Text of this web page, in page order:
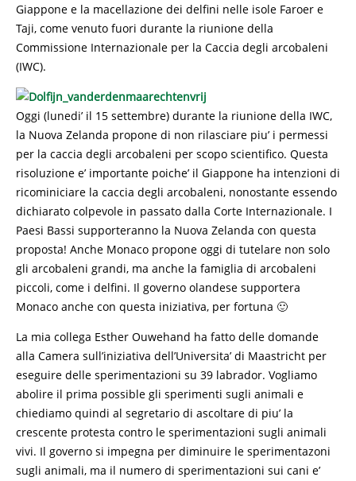
Giappone e la macellazione dei delfini nelle isole Faroer e
Taji, come venuto fuori durante la riunione della
Commissione Internazionale per la Caccia degli arcobaleni
(IWC).
Oggi (lunedi’ il 15 settembre) durante la riunione della IWC,
la Nuova Zelanda propone di non rilasciare piu’ i permessi
per la caccia degli arcobaleni per scopo scientifico. Questa
risoluzione e’ importante poiche’ il Giappone ha intenzioni di
ricominiciare la caccia degli arcobaleni, nonostante essendo
dichiarato colpevole in passato dalla Corte Internazionale. I
Paesi Bassi supporteranno la Nuova Zelanda con questa
proposta! Anche Monaco propone oggi di tutelare non solo
gli arcobaleni grandi, ma anche la famiglia di arcobaleni
piccoli, come i delfini. Il governo olandese supportera
Monaco anche con questa iniziativa, per fortuna 🙂
La mia collega Esther Ouwehand ha fatto delle domande
alla Camera sull’iniziativa dell’Universita’ di Maastricht per
eseguire delle sperimentazioni su 39 labrador. Vogliamo
abolire il prima possible gli sperimenti sugli animali e
chiediamo quindi al segretario di ascoltare di piu’ la
crescente protesta contro le sperimentazioni sugli animali
vivi. Il governo si impegna per diminuire le sperimentazoni
sugli animali, ma il numero di sperimentazioni sui cani e’